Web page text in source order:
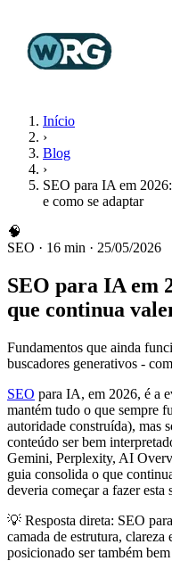
Início
›
Blog
›
SEO para IA em
e como se adaptar
🧠
SEO · 16 min · 25/05/2026
SEO para IA em
que continua
Fundamentos que ainda
buscadores generativos -
SEO para IA, em 2026, é a
mantém tudo o que sempre
autoridade construída), mas
conteúdo ser bem
Gemini, Perplexity, AI
guia consolida o que
deveria começar a fazer esta
💡 Resposta direta: SEO
camada de estrutura,
posicionado ser também